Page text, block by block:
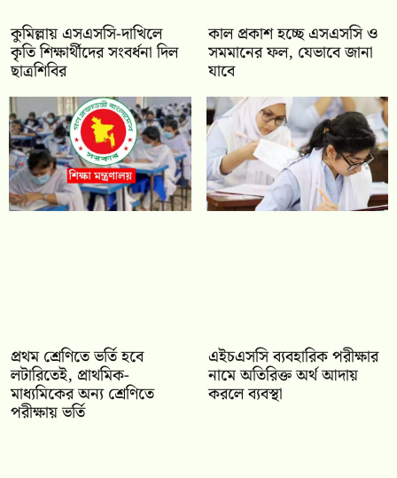
কুমিল্লায় এসএসসি-দাখিলে
কৃতি শিক্ষার্থীদের সংবর্ধনা দিল
ছাত্রশিবির
কাল প্রকাশ হচ্ছে এসএসসি ও
সমমানের ফল, যেভাবে জানা
যাবে
প্রথম শ্রেণিতে ভর্তি হবে
লটারিতেই, প্রাথমিক-
মাধ্যমিকের অন্য শ্রেণিতে
পরীক্ষায় ভর্তি
এইচএসসি ব্যবহারিক পরীক্ষার
নামে অতিরিক্ত অর্থ আদায়
করলে ব্যবস্থা